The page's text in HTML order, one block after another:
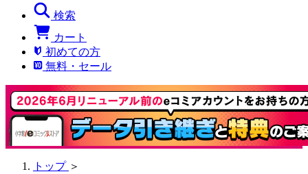
検索
カート
初めての方
無料・セール
トップ ＞